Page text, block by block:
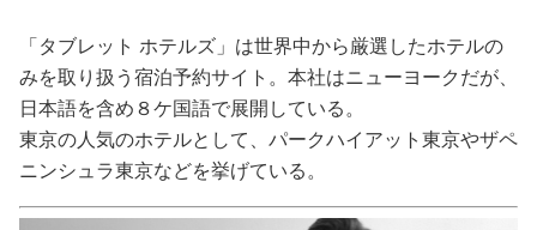
ライフスタイル
ファッション
恋愛/結婚/離婚
「タブレット ホテルズ」は世界中から厳選したホテルの
みを取り扱う宿泊予約サイト。本社はニューヨークだが、
日本語を含め８ケ国語で展開している。
東京の人気のホテルとして、パークハイアット東京やザペ
ニンシュラ東京などを挙げている。